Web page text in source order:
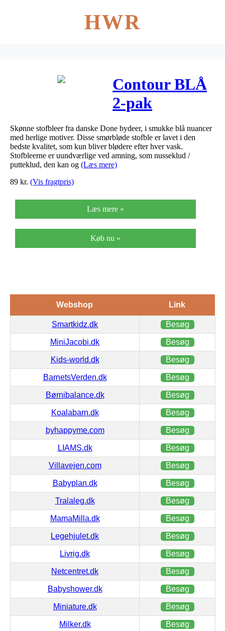
HWR
Contour BLÅ
2-pak
stofbleer fra
Done by Deer
Skønne stofbleer fra danske Done bydeer, i smukke blå nuancer
med herlige motiver. Disse smørbløde stofble er lavet i den
bedste kvalitet, som kun bliver blødere efter hver vask.
Stofbleerne er uundværlige ved amning, som nusseklud /
putteklud, den kan og (Læs mere)
89 kr. (Vis fragtpris)
Læs mere »
Køb nu »
Webshop Link
Smartkidz.dk Besøg
MiniJacobi.dk Besøg
Kids-world.dk Besøg
BarnetsVerden.dk Besøg
Børnibalance.dk Besøg
Koalabarn.dk Besøg
byhappyme.com Besøg
LIAMS.dk Besøg
Villavejen.com Besøg
Babyplan.dk Besøg
Tralaleg.dk Besøg
MamaMilla.dk Besøg
Legehjulet.dk Besøg
Livrig.dk Besøg
Netcentret.dk Besøg
Babyshower.dk Besøg
Miniature.dk Besøg
Milker.dk Besøg